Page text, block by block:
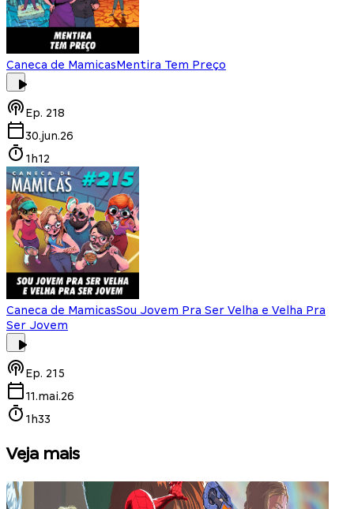
Caneca de MamicasMentira Tem Preço
Ep. 218
30.jun.26
1h12
Caneca de MamicasSou Jovem Pra Ser Velha e Velha Pra
Ser Jovem
Ep. 215
11.mai.26
1h33
Veja mais